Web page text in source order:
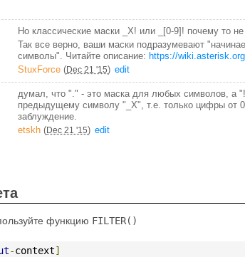
Но классические маски _X! или _[0-9]! почему то не
Так все верно, ваши маски подразумевают
символы". Читайте описание: https://
StuxForce (Dec 21 '15) edit
думал, что "." - это маска для любых символов, а
предыдущему символу "_X", т.е. только цифры от
заблуждение.
etskh (Dec 21 '15) edit
функцию FILTER()
-context]